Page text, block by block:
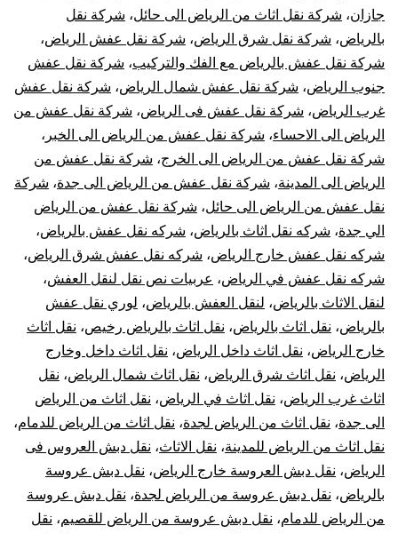
جازان، شركة نقل اثاث من الرياض الى حائل، شركة نقل
بالرياض، شركة نقل شرق الرياض، شركة نقل عفش الرياض،
شركة نقل عفش بالرياض مع الفك والتركيب، شركة نقل عفش
جنوب الرياض، شركة نقل عفش شمال الرياض، شركة نقل عفش
غرب الرياض، شركة نقل عفش فى الرياض، شركة نقل عفش من
الرياض الى الاحساء، شركة نقل عفش من الرياض الى الخبر ،
شركة نقل عفش من الرياض الى الخرج، شركة نقل عفش من
الرياض الى المدينة، شركة نقل عفش من الرياض الى جدة، شركة
نقل عفش من الرياض الى حائل، شركة نقل عفش من الرياض
الي جدة، شركه نقل اثاث بالرياض، شركه نقل عفش بالرياض،
شركه نقل عفش خارج الرياض، شركه نقل عفش شرق الرياض،
شركه نقل عفش في الرياض، عربيات نص نقل لنقل العفش،
لنقل الاثاث بالرياض، لنقل العفش بالرياض، لوري نقل عفش
بالرياض، نقل اثاث بالرياض، نقل اثاث بالرياض رخيص، نقل اثاث
خارج الرياض، نقل اثاث داخل الرياض، نقل اثاث داخل وخارج
الرياض، نقل اثاث شرق الرياض، نقل اثاث شمال الرياض، نقل
اثاث غرب الرياض، نقل اثاث في الرياض، نقل اثاث من الرياض
الى جدة، نقل اثاث من الرياض لجدة، نقل اثاث من الرياض للدمام،
نقل اثاث من الرياض للمدينة، نقل الاثاث، نقل دبش العروس فى
الرياض، نقل دبش العروسة خارج الرياض، نقل دبش عروسة
بالرياض، نقل دبش عروسة من الرياض لجدة، نقل دبش عروسة
من الرياض للدمام، نقل دبش عروسة من الرياض للقصيم، نقل